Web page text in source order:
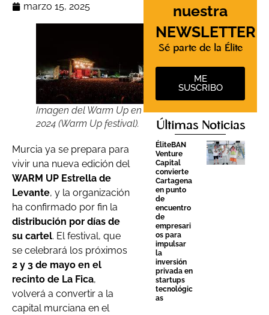
marzo 15, 2025
Imagen del Warm Up en
2024 (Warm Up festival).
Murcia ya se prepara para
vivir una nueva edición del
WARM UP Estrella de
Levante, y la organización
ha confirmado por fin la
distribución por días de
su cartel. El festival, que
se celebrará los próximos
2 y 3 de mayo en el
recinto de La Fica,
volverá a convertir a la
capital murciana en el
nuestra
NEWSLETTER
Sé parte de la Élite
ME
SUSCRIBO
Últimas Noticias
ÉliteBAN
Venture
Capital
convierte
Cartagena
en punto
de
encuentro
de
empresari
os para
impulsar
la
inversión
privada en
startups
tecnológic
as